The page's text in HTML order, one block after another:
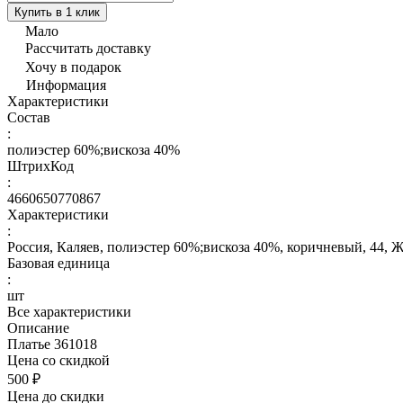
Купить в 1 клик
Мало
Рассчитать доставку
Хочу в подарок
Информация
Характеристики
Состав
:
полиэстер 60%;вискоза 40%
ШтрихКод
:
4660650770867
Характеристики
:
Россия, Каляев, полиэстер 60%;вискоза 40%, коричневый, 44,
Базовая единица
:
шт
Все характеристики
Описание
Платье 361018
Цена со скидкой
500 ₽
Цена до скидки